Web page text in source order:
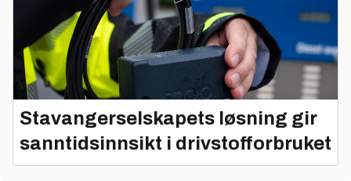
Stavangerselskapets løsning gir
sanntidsinnsikt i drivstofforbruket